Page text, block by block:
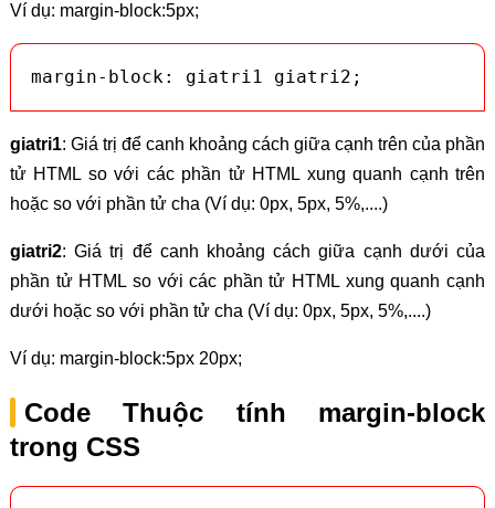
Ví dụ: margin-block:5px;
margin-block: giatri1 giatri2;
giatri1: Giá trị để canh khoảng cách giữa cạnh trên của phần
tử HTML so với các phần tử HTML xung quanh cạnh trên
hoặc so với phần tử cha (Ví dụ: 0px, 5px, 5%,....)
giatri2: Giá trị để canh khoảng cách giữa cạnh dưới của
phần tử HTML so với các phần tử HTML xung quanh cạnh
dưới hoặc so với phần tử cha (Ví dụ: 0px, 5px, 5%,....)
Ví dụ: margin-block:5px 20px;
Code Thuộc tính margin-block
trong CSS